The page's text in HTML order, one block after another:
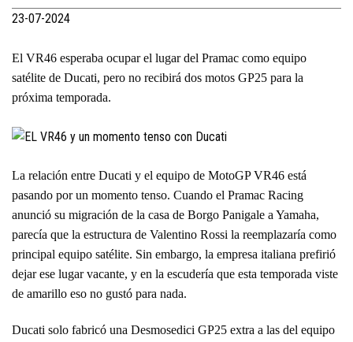
23-07-2024
El VR46 esperaba ocupar el lugar del Pramac como equipo
satélite de Ducati, pero no recibirá dos motos GP25 para la
próxima temporada.
La relación entre Ducati y el equipo de MotoGP VR46 está
pasando por un momento tenso. Cuando el Pramac Racing
anunció su migración de la casa de Borgo Panigale a Yamaha,
parecía que la estructura de Valentino Rossi la reemplazaría como
principal equipo satélite. Sin embargo, la empresa italiana prefirió
dejar ese lugar vacante, y en la escudería que esta temporada viste
de amarillo eso no gustó para nada.
Ducati solo fabricó una Desmosedici GP25 extra a las del equipo